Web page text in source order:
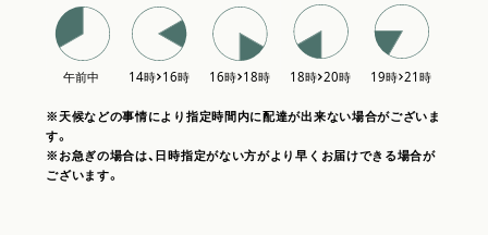
※天候などの事情により指定時間内に配達が出来ない場合がございま
す。
※お急ぎの場合は、日時指定がない方がより早くお届けできる場合が
ございます。